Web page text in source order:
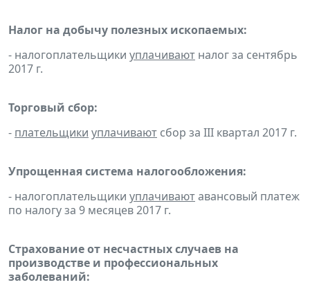
Налог на добычу полезных ископаемых:
- налогоплательщики уплачивают налог за сентябрь
2017 г.
Торговый сбор:
- плательщики уплачивают сбор за III квартал 2017 г.
Упрощенная система налогообложения:
- налогоплательщики уплачиваютавансовый платеж
по налогу за 9 месяцев 2017 г.
Страхование от несчастных случаев на
производстве и профессиональных
заболеваний: